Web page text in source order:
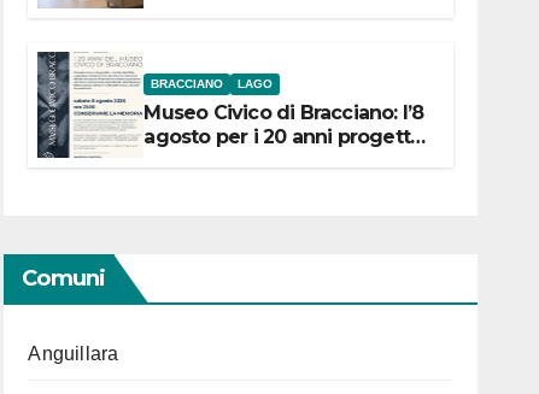
BRACCIANO LAGO
Museo Civico di Bracciano: l’8
agosto per i 20 anni progetto
Comuni
Anguillara